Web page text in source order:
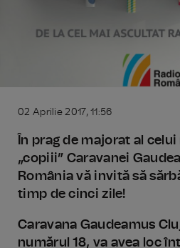
02 Aprilie 2017, 11:56
În prag de majorat al
„copiii” Caravanei
România vă invită să
timp de cinci zile!
Caravana Gaudeamus
numărul 18, va avea loc